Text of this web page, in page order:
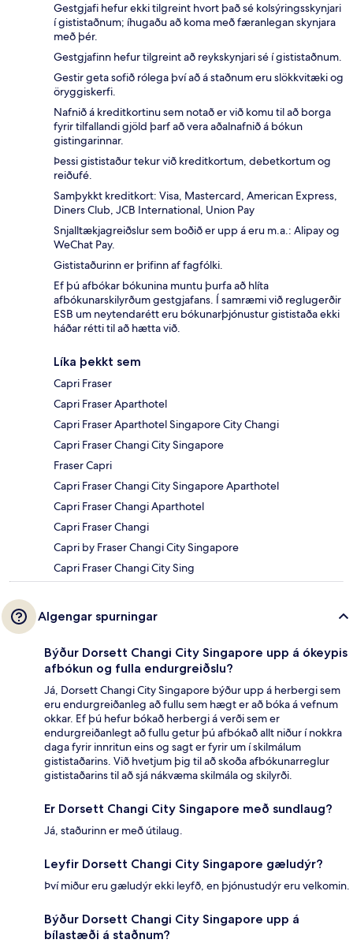
Gestgjafi hefur ekki tilgreint hvort það sé kolsýringsskynjari
í gististaðnum; íhugaðu að koma með færanlegan skynjara
með þér.
Gestgjafinn hefur tilgreint að reykskynjari sé í gististaðnum.
Gestir geta sofið rólega því að á staðnum eru slökkvitæki og
öryggiskerfi.
Nafnið á kreditkortinu sem notað er við komu til að borga
fyrir tilfallandi gjöld þarf að vera aðalnafnið á bókun
gistingarinnar.
Þessi gististaður tekur við kreditkortum, debetkortum og
reiðufé.
Samþykkt kreditkort: Visa, Mastercard, American Express,
Diners Club, JCB International, Union Pay
Snjalltækjagreiðslur sem boðið er upp á eru m.a.: Alipay og
WeChat Pay.
Gististaðurinn er þrifinn af fagfólki.
Ef þú afbókar bókunina muntu þurfa að hlíta
afbókunarskilyrðum gestgjafans. Í samræmi við reglugerðir
ESB um neytendarétt eru bókunarþjónustur gististaða ekki
háðar rétti til að hætta við.
Líka þekkt sem
Capri Fraser
Capri Fraser Aparthotel
Capri Fraser Aparthotel Singapore City Changi
Capri Fraser Changi City Singapore
Fraser Capri
Capri Fraser Changi City Singapore Aparthotel
Capri Fraser Changi Aparthotel
Capri Fraser Changi
Capri by Fraser Changi City Singapore
Capri Fraser Changi City Sing
Algengar spurningar
Býður Dorsett Changi City Singapore upp á ókeypis
afbókun og fulla endurgreiðslu?
Já, Dorsett Changi City Singapore býður upp á herbergi sem
eru endurgreiðanleg að fullu sem hægt er að bóka á vefnum
okkar. Ef þú hefur bókað herbergi á verði sem er
endurgreiðanlegt að fullu getur þú afbókað allt niður í nokkra
daga fyrir innritun eins og sagt er fyrir um í skilmálum
gististaðarins. Við hvetjum þig til að skoða afbókunarreglur
gististaðarins til að sjá nákvæma skilmála og skilyrði.
Er Dorsett Changi City Singapore með sundlaug?
Já, staðurinn er með útilaug.
Leyfir Dorsett Changi City Singapore gæludýr?
Því miður eru gæludýr ekki leyfð, en þjónustudýr eru velkomin.
Býður Dorsett Changi City Singapore upp á
bílastæði á staðnum?